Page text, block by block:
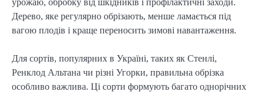
урожаю, обробку від шкідників і профілактичні заходи.
Дерево, яке регулярно обрізають, менше ламається під
вагою плодів і краще переносить зимові навантаження.
Для сортів, популярних в Україні, таких як Стенлі,
Ренклод Альтана чи різні Угорки, правильна обрізка
особливо важлива. Ці сорти формують багато однорічних